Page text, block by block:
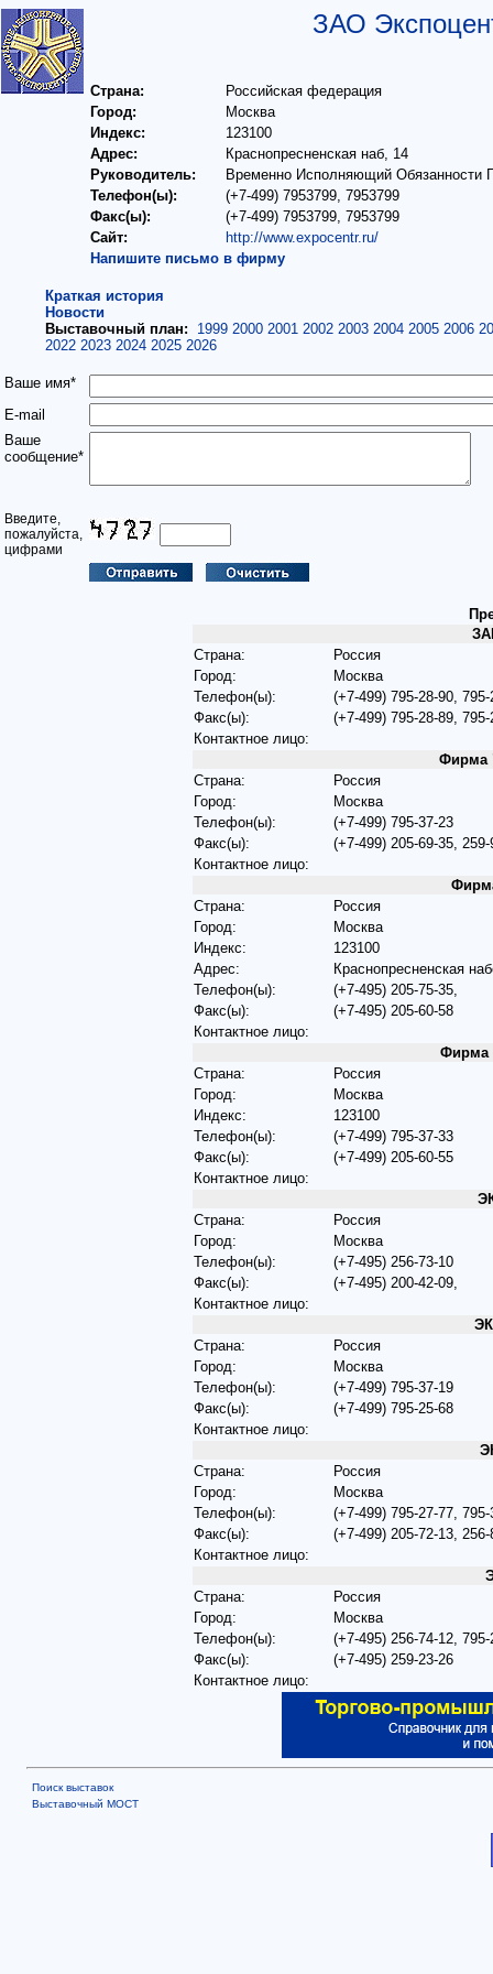
ЗАО
Страна:
Российская федерация
Город:
Москва
Индекс:
123100
Адрес:
Краснопресненская наб, 14
Руководитель:
Временно Исполняющий Обязанности
Телефон(ы):
(+7-499) 7953799, 7953799
Факс(ы):
(+7-499) 7953799, 7953799
Сайт:
http://www.expocentr.ru/
Напишите письмо в фирму
Краткая история
Новости
Выставочный план:
1999 2000 2001 2002 2003 2004 2005 2006
2022 2023 2024 2025 2026
Ваше имя*
E-mail
Ваше
сообщение*
Введите,
пожалуйста,
цифрами
Страна:
Россия
Город:
Москва
Телефон(ы):
(+7-499) 795-28-90,
Факс(ы):
(+7-499) 795-28-89, 795-
Контактное лицо:
Страна:
Россия
Город:
Москва
Телефон(ы):
(+7-499) 795-37-23
Факс(ы):
(+7-499) 205-69-35, 259-
Контактное лицо:
Страна:
Россия
Город:
Москва
Индекс:
123100
Адрес:
Краснопресненская
Телефон(ы):
(+7-495) 205-75-35,
Факс(ы):
(+7-495) 205-60-58
Контактное лицо:
Фирма
Страна:
Россия
Город:
Москва
Индекс:
123100
Телефон(ы):
(+7-499) 795-37-33
Факс(ы):
(+7-499) 205-60-55
Контактное лицо:
Страна:
Россия
Город:
Москва
Телефон(ы):
(+7-495) 256-73-10
Факс(ы):
(+7-495) 200-42-09,
Контактное лицо:
Страна:
Россия
Город:
Москва
Телефон(ы):
(+7-499) 795-37-19
Факс(ы):
(+7-499) 795-25-68
Контактное лицо:
Страна:
Россия
Город:
Москва
Телефон(ы):
(+7-499) 795-27-77, 795-
Факс(ы):
(+7-499) 205-72-13, 256-
Контактное лицо:
Страна:
Россия
Город:
Москва
Телефон(ы):
(+7-495) 256-74-12, 795-
Факс(ы):
(+7-495) 259-23-26
Контактное лицо:
Поиск выставок
Выставочный МОСТ